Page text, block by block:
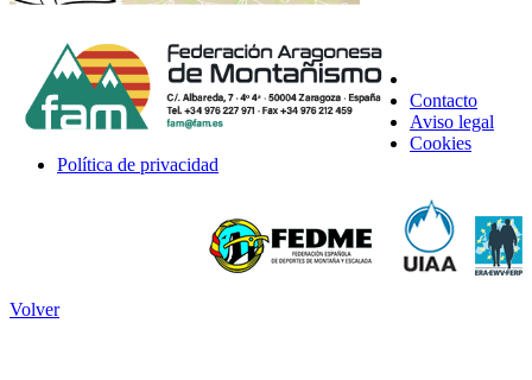
Contacto
Aviso legal
Cookies
Política de privacidad
Volver